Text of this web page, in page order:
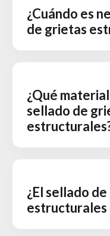
¿Cuándo es
de grietas
¿Qué
sellado de
¿El sellado
estructurales